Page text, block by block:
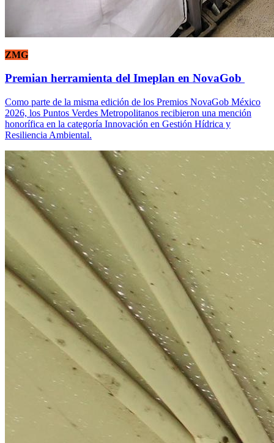
ZMG
Premian herramienta del Imeplan en NovaGob
Como parte de la misma edición de los Premios NovaGob México
2026, los Puntos Verdes Metropolitanos recibieron una mención
honorífica en la categoría Innovación en Gestión Hídrica y
Resiliencia Ambiental.